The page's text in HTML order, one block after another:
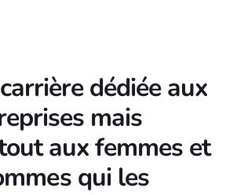
dédiée aux
mais
aux femmes et
qui les